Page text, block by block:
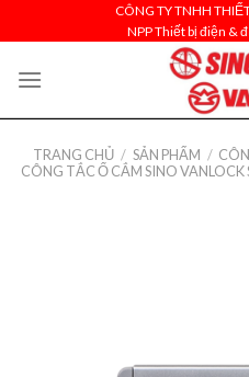
to
content
CÔNG TY TNHH
NPP Thiết bị điện &
TRANG CHỦ / SẢN PHẨM /
CÔNG TẮC Ổ CẮM SINO VANLOCK